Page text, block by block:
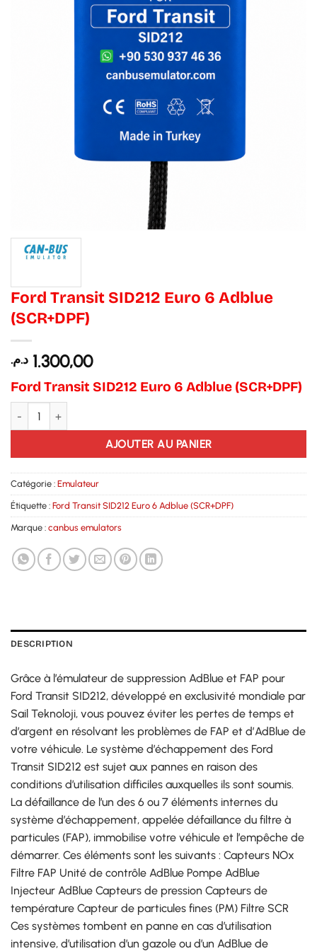
Ford Transit SID212 Euro 6 Adblue
(SCR+DPF)
1.300,00 د.م.
Ford Transit SID212 Euro 6 Adblue (SCR+DPF)
quantité de Ford Transit SID212 Euro 6 Adblue (SCR+DPF)
AJOUTER AU PANIER
Catégorie : Emulateur
Étiquette : Ford Transit SID212 Euro 6 Adblue (SCR+DPF)
Marque : canbus emulators
DESCRIPTION
Grâce à l’émulateur de suppression AdBlue et FAP pour
Ford Transit SID212, développé en exclusivité mondiale par
Sail Teknoloji, vous pouvez éviter les pertes de temps et
d’argent en résolvant les problèmes de FAP et d’AdBlue de
votre véhicule. Le système d’échappement des Ford
Transit SID212 est sujet aux pannes en raison des
conditions d’utilisation difficiles auxquelles ils sont soumis.
La défaillance de l’un des 6 ou 7 éléments internes du
système d’échappement, appelée défaillance du filtre à
particules (FAP), immobilise votre véhicule et l’empêche de
démarrer. Ces éléments sont les suivants : Capteurs NOx
Filtre FAP Unité de contrôle AdBlue Pompe AdBlue
Injecteur AdBlue Capteurs de pression Capteurs de
température Capteur de particules fines (PM) Filtre SCR
Ces systèmes tombent en panne en cas d’utilisation
intensive, d’utilisation d’un gazole ou d’un AdBlue de